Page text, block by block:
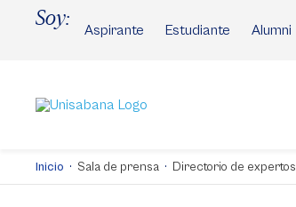
Soy:
Aspirante Estudiante Alumni
Inicio Sala de prensa Directorio de expertos